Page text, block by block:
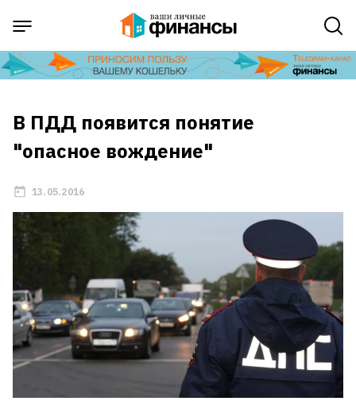
В ПДД появится понятие
"опасное вождение"
13.05.2016